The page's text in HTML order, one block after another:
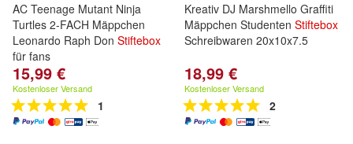
AC Teenage Mutant Ninja
Turtles 2-FACH Mäppchen
Leonardo Raph Don Stiftebox
für fans
15,99 €
Kostenloser Versand
1
Kreativ DJ Marshmello Graffiti
Mäppchen Studenten Stiftebox
Schreibwaren 20x10x7.5
18,99 €
Kostenloser Versand
2